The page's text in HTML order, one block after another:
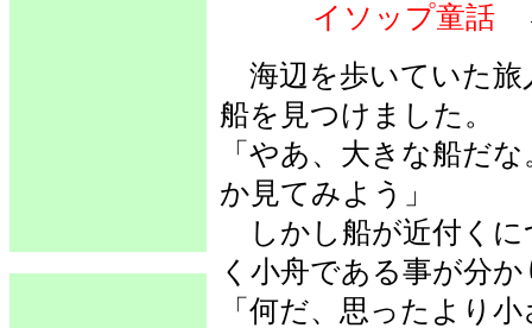
イソップ童話
海辺を歩いていた旅
船を見つけました。
「やあ、大きな船だ
か見てみよう」
しかし船が近付くに
く小舟である事が分
「何だ、思ったより